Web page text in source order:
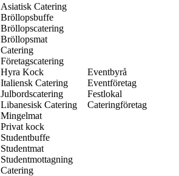
Asiatisk Catering
Bröllopsbuffe
Bröllopscatering
Bröllopsmat
Catering
Företagscatering
Hyra Kock
Italiensk Catering
Julbordscatering
Libanesisk Catering
Mingelmat
Privat kock
Studentbuffe
Studentmat
Studentmottagning
Catering
Eventbyrå
Eventföretag
Festlokal
Cateringföretag